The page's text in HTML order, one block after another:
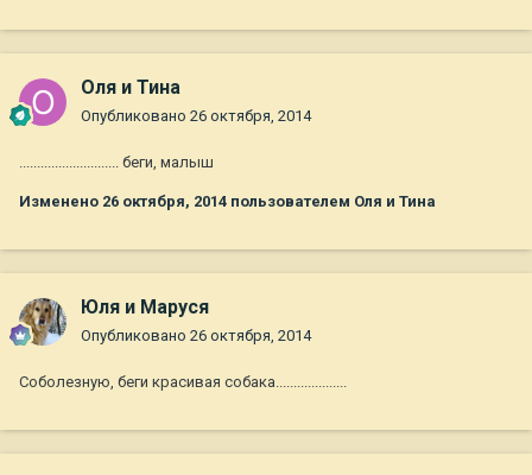
Оля и Тина
Опубликовано 26 октября, 2014
............................ беги, малыш
Изменено 26 октября, 2014 пользователем Оля и Тина
Юля и Маруся
Опубликовано 26 октября, 2014
Соболезную, беги красивая собака....................